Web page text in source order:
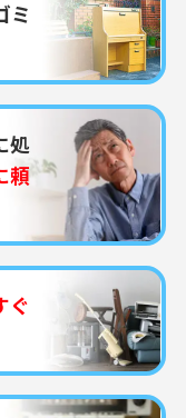
ミ
処
頼
ぐ